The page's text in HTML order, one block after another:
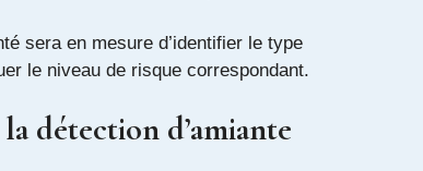
sera en mesure d’identifier le type
le niveau de risque correspondant.
détection d’amiante